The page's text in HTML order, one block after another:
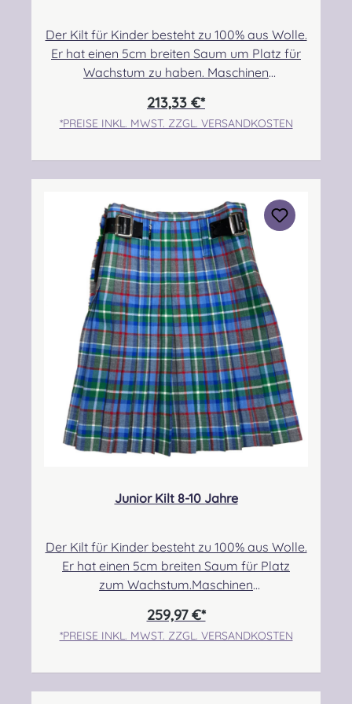
Der Kilt für Kinder besteht zu 100% aus Wolle.
Er hat einen 5cm breiten Saum um Platz für
Wachstum zu haben. Maschinen
55,88cm-60,96cmHüfte: 63,50cm-
68,58cmLänge max.: 43,18cm+5,08cm
Works North Street Forfar Scotland DD8
3BN Kontakt:
info@strathmorewoollen.co.uk Verantwortlic
he Person: Nieswiec & Zeh Easy Piping &
Drumming Gbr, Gabelsbergerstraße 27,
32425 Minden Kontakt:
kontakt@easypipinganddrumming.com
213,33 €*
*PREISE INKL. MWST. ZZGL. VERSANDKOSTEN
Junior Kilt 8-10 Jahre
Der Kilt für Kinder besteht zu 100% aus Wolle.
Er hat einen 5cm breiten Saum für Platz
zum Wachstum.Maschinen
63,50cm-71,12cmHüfte: 73,66cm-
78,74cmLänge max.: 50,80cm+5,08cm Saum
259,97 €*
*PREISE INKL. MWST. ZZGL. VERSANDKOSTEN